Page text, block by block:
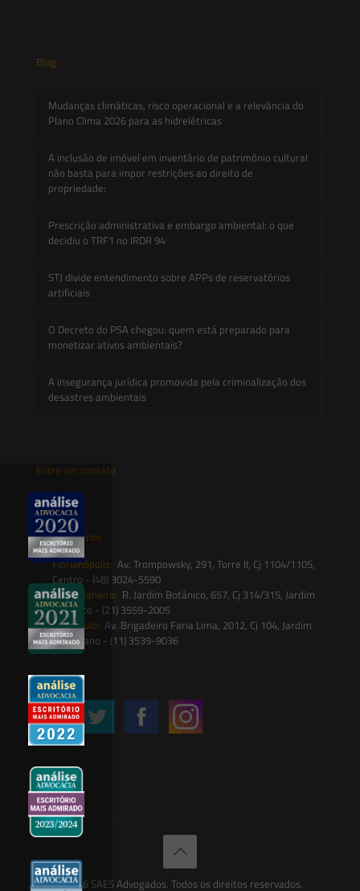
Blog
Mudanças climáticas, risco operacional e a relevância do
Plano Clima 2026 para as hidrelétricas
A inclusão de imóvel em inventário de patrimônio cultural
não basta para impor restrições ao direito de
propriedade:
Prescrição administrativa e embargo ambiental: o que
decidiu o TRF1 no IRDR 94
STJ divide entendimento sobre APPs de reservatórios
artificiais
O Decreto do PSA chegou: quem está preparado para
monetizar ativos ambientais?
A insegurança jurídica promovida pela criminalização dos
desastres ambientais
Entre em contato
contato@saesadvogados.com.br
Onde estamos
Florianópolis: Av. Trompowsky, 291, Torre II, Cj 1104/1105,
Centro - (48) 3024-5590
Rio de Janeiro: R. Jardim Botânico, 657, Cj 314/315, Jardim
Botânico - (21) 3559-2005
São Paulo: Av. Brigadeiro Faria Lima, 2012, Cj 104, Jardim
Paulistano - (11) 3539-9036
Siga-nos
© 2026 SAES Advogados. Todos os direitos reservados.